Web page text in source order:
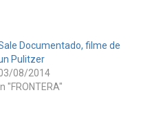
Documentado, filme de
Pulitzer
08/2014
In "FRONTERA"